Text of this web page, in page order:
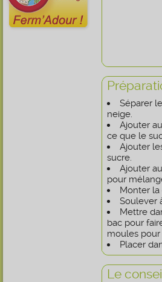
Séparer
neige.
Ajouter
ce que le
Ajouter
sucre.
Ajouter
pour
Monter
Soulever
Mettre
bac pour
moules pour
Placer
Le